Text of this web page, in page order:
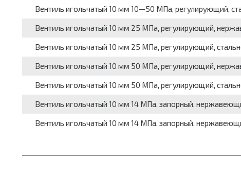
Вентиль игольчатый 10 мм 10—50 МПа, регулирующий,
Вентиль игольчатый 10 мм 25 МПа, регулирующий,
Вентиль игольчатый 10 мм 25 МПа, регулирующий,
Вентиль игольчатый 10 мм 50 МПа, регулирующий,
Вентиль игольчатый 10 мм 50 МПа, регулирующий,
Вентиль игольчатый 10 мм 14 МПа, запорный,
Вентиль игольчатый 10 мм 14 МПа, запорный,